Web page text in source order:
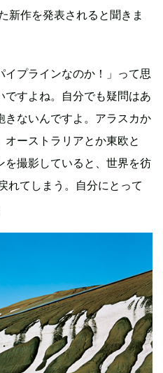
新作を発表されると聞きま
イプラインなのか！」って思
すよね。自分でも疑問はあ
きないんですよ。アラスカか
ーストラリアとか東欧と
撮影していると、世界を彷
れてしまう。自分にとって